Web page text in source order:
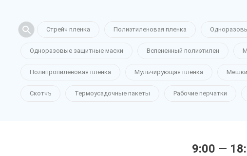
Стрейч пленка Полиэтиленовая пленка
Одноразовые защитные маски Вспененный полиэтилен
Полипропиленовая пленка Мульчирующая пленка
Скотчъ Термоусадочные пакеты Рабочие перчатки
9:00 —